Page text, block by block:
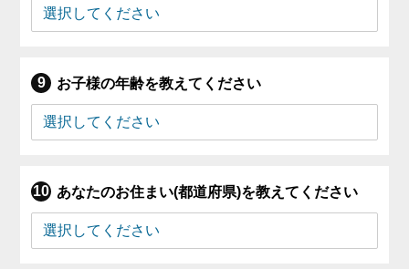
お子様の年齢を教えてください
あなたのお住まい(都道府県)を教えてください